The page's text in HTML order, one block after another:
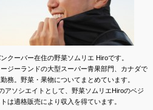
クーバー在住の野菜ソムリエ Hiroです。
ジーランドの大型スーパー青果部門、カナダで
務。野菜・果物についてまとめています。
アソシエイトとして、野菜ソムリエHiroのベジ
は適格販売により収入を得ています。